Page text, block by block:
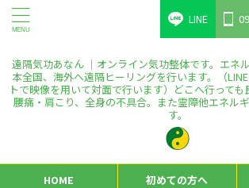
LINE
遠隔気功あなん ｜オンライン気功整体です。エネ
本全国、海外へ遠隔ヒーリングを行います。（
トで映像を用いて対面で行います）どこへ行っても
腰痛・肩こり、全身の不具合。また霊障他エネル
す。
HOME 初めての方へ